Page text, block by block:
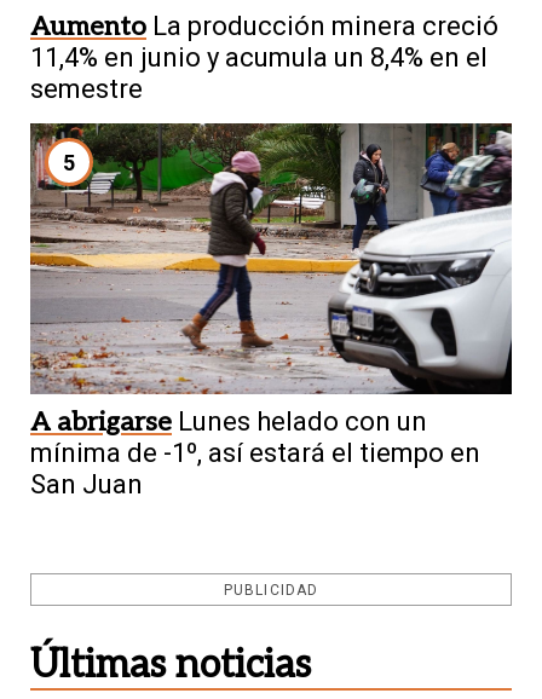
Aumento La producción minera creció
11,4% en junio y acumula un 8,4% en el
semestre
5
A abrigarse Lunes helado con un
mínima de -1º, así estará el tiempo en
San Juan
PUBLICIDAD
Últimas noticias